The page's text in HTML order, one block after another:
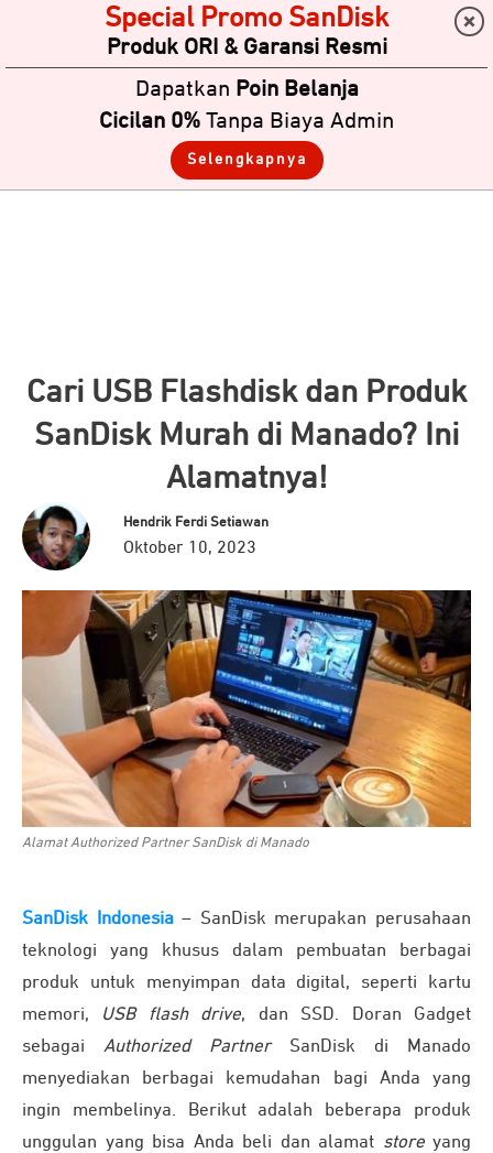
Cari USB Flashdisk dan Produk
SanDisk Murah di Manado? Ini
Alamatnya!
Hendrik Ferdi Setiawan
Oktober 10, 2023
Alamat Authorized Partner SanDisk di Manado
SanDisk Indonesia– SanDisk merupakan perusahaan
teknologi yang khusus dalam pembuatan berbagai
produk untuk menyimpan data digital, seperti kartu
memori, USB flash drive, dan SSD. Doran Gadget
sebagai Authorized PartnerSanDisk di Manado
menyediakan berbagai kemudahan bagi Anda yang
ingin membelinya. Berikut adalah beberapa produk
unggulan yang bisa Anda beli dan alamat storeyang
Special Promo SanDisk
Produk ORI & Garansi Resmi
Dapatkan Poin Belanja
Cicilan 0% Tanpa Biaya Admin
Selengkapnya